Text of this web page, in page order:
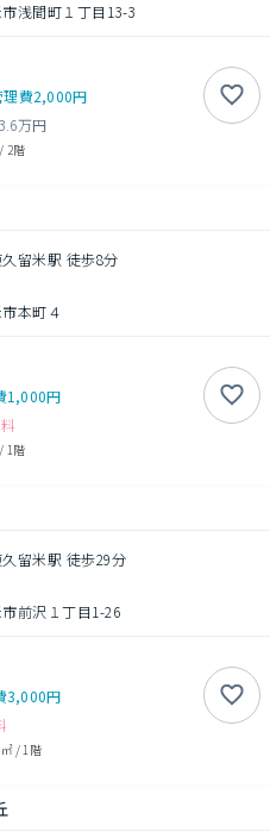
浅間町１丁目13-3
理費2,000円
3.6万円
/ 2階
留米駅 徒歩8分
本町４
1,000円
/ 1階
留米駅 徒歩29分
前沢１丁目1-26
3,000円
/ 1階